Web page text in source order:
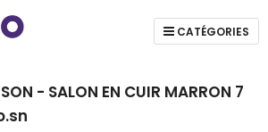
CATÉGORIES
- SALON EN CUIR MARRON 7